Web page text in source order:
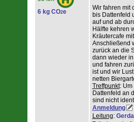
6 kg CO2e
Wir fahren mit
bis Dattenfeld
auf und ab
Hälfte kehren
Kräutercafe
Anschließend
zurück an die
dann wieder
und fahren
ist und wir
netten
Treffpunkt: Um
Dattenfeld an
sind nicht
Anmeldung
Leitung: